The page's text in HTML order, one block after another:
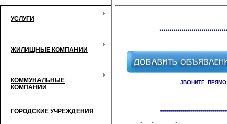
УСЛУГИ
ЖИЛИЩНЫЕ КОМПАНИИ
КОММУНАЛЬНЫЕ
КОМПАНИИ
ГОРОДСКИЕ УЧРЕЖДЕНИЯ
ЗВОНИТЕ